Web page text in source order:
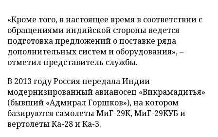
«Кроме того, в настоящее время в соответствии с
обращениями индийской стороны ведется
подготовка предложений о поставке ряда
дополнительных систем и оборудования», –
отметил представитель службы.
В 2013 году Россия передала Индии
модернизированный авианосец «Викрамадитья»
(бывший «Адмирал Горшков»), на котором
базируются самолеты МиГ-29К, МиГ-29КУБ и
вертолеты Ка-28 и Ка-3.